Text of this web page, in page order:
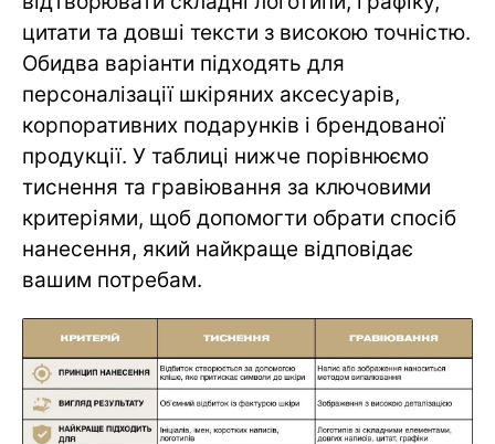
цитати та довші тексти з високою точністю.
Обидва варіанти підходять для
персоналізації шкіряних аксесуарів,
корпоративних подарунків і брендованої
продукції. У таблиці нижче порівнюємо
тиснення та гравіювання за ключовими
критеріями, щоб допомогти обрати спосіб
нанесення, який найкраще відповідає
вашим потребам.